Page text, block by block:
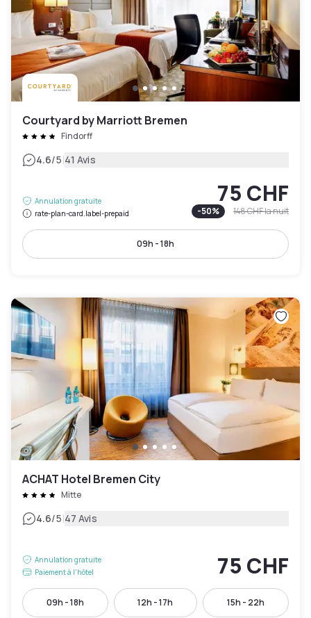
Courtyard by Marriott Bremen
Findorff
4.6/5|41 Avis
Annulation gratuite
rate-plan-card.label-prepaid
75 CHF
-50% 148 CHFla nuit
09h - 18h
ACHAT Hotel Bremen City
Mitte
4.6/5|47 Avis
Annulation gratuite
Paiement à l'hôtel
75 CHF
09h - 18h 12h - 17h 15h - 22h